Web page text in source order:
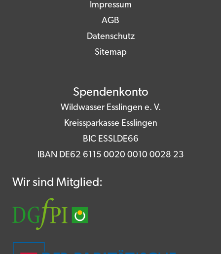
Impressum
AGB
Datenschutz
Sitemap
Spendenkonto
Wildwasser Esslingen e. V.
Kreissparkasse Esslingen
BIC ESSLDE66
IBAN DE62 6115 0020 0010 0028 23
Wir sind Mitglied: